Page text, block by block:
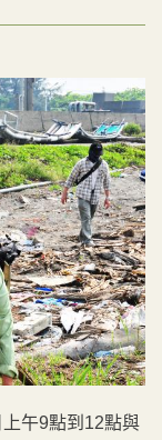
午9點到12點與